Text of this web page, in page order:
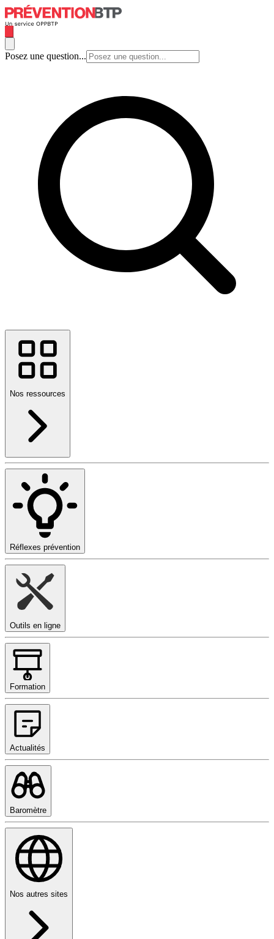
Posez une question...
Nos ressources
Réflexes prévention
Outils en ligne
Formation
Actualités
Baromètre
Nos autres sites